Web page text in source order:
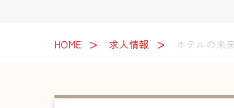
HOME 求人情報 ホテルの未